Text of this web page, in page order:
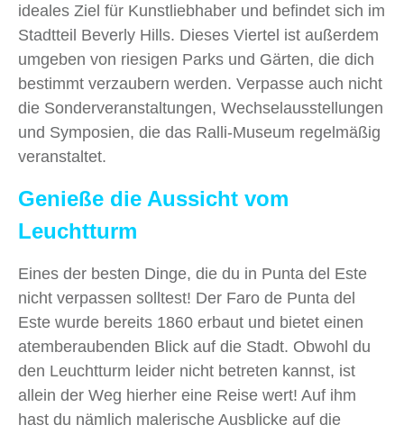
ideales Ziel für Kunstliebhaber und befindet sich im
Stadtteil Beverly Hills. Dieses Viertel ist außerdem
umgeben von riesigen Parks und Gärten, die dich
bestimmt verzaubern werden. Verpasse auch nicht
die Sonderveranstaltungen, Wechselausstellungen
und Symposien, die das Ralli-Museum regelmäßig
veranstaltet.
Genieße die Aussicht vom
Leuchtturm
Eines der besten Dinge, die du in Punta del Este
nicht verpassen solltest! Der Faro de Punta del
Este wurde bereits 1860 erbaut und bietet einen
atemberaubenden Blick auf die Stadt. Obwohl du
den Leuchtturm leider nicht betreten kannst, ist
allein der Weg hierher eine Reise wert! Auf ihm
hast du nämlich malerische Ausblicke auf die